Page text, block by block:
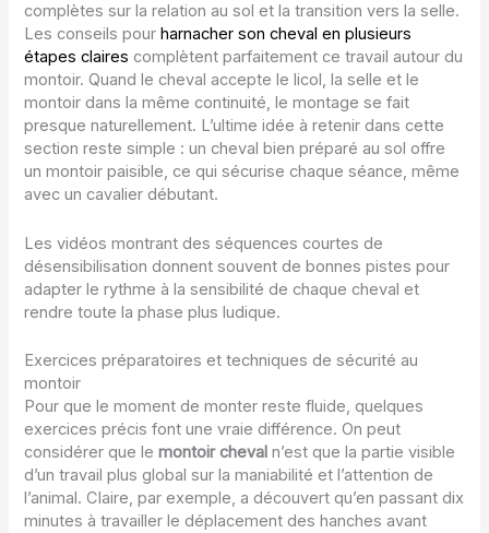
complètes sur la relation au sol et la transition vers la selle.
Les conseils pour harnacher son cheval en plusieurs
étapes claires complètent parfaitement ce travail autour du
montoir. Quand le cheval accepte le licol, la selle et le
montoir dans la même continuité, le montage se fait
presque naturellement. L’ultime idée à retenir dans cette
section reste simple : un cheval bien préparé au sol offre
un montoir paisible, ce qui sécurise chaque séance, même
avec un cavalier débutant.
Les vidéos montrant des séquences courtes de
désensibilisation donnent souvent de bonnes pistes pour
adapter le rythme à la sensibilité de chaque cheval et
rendre toute la phase plus ludique.
Exercices préparatoires et techniques de sécurité au
montoir
Pour que le moment de monter reste fluide, quelques
exercices précis font une vraie différence. On peut
considérer que lemontoir cheval n’est que la partie visible
d’un travail plus global sur la maniabilité et l’attention de
l’animal. Claire, par exemple, a découvert qu’en passant dix
minutes à travailler le déplacement des hanches avant